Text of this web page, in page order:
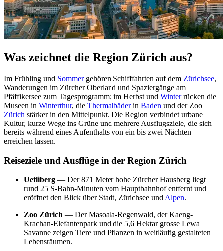
Was zeichnet die Region Zürich aus?
Im Frühling und Sommergehören Schifffahrten auf dem Zürichsee,
Wanderungen im Zürcher Oberland und Spaziergänge am
Pfäffikersee zum Tagesprogramm; im Herbst und Winterrücken die
Museen in Winterthur, die Thermalbäderin Baden und der Zoo
Zürich stärker in den Mittelpunkt. Die Region verbindet urbane
Kultur, kurze Wege ins Grüne und mehrere Ausflugsziele, die sich
bereits während eines Aufenthalts von ein bis zwei Nächten
erreichen lassen.
Reiseziele und Ausflüge in der Region Zürich
Uetliberg — Der 871 Meter hohe Zürcher Hausberg liegt
rund 25 S-Bahn-Minuten vom Hauptbahnhof entfernt und
eröffnet den Blick über Stadt, Zürichsee undAlpen.
Zoo Zürich — Der Masoala-Regenwald, der Kaeng-
Krachan-Elefantenpark und die 5,6 Hektar grosse Lewa
Savanne zeigen Tiere und Pflanzen in weitläufig gestalteten
Lebensräumen.